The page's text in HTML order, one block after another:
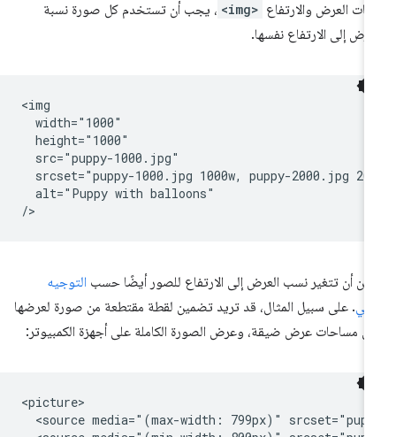
العرض والارتفاع <img> ، يجب أن تستخدم كل صورة نسبة
إلى الارتفاع نفسها.
<img
  width="1000"
  height="1000"
  src="puppy-1000.jpg"
srcset="puppy-1000.jpg 1000w, puppy-2000.jpg
  alt="Puppy with balloons"
أن تتغير نسب العرض إلى الارتفاع للصور أيضًا حسبالتوجيه
. على سبيل المثال، قد تريد تضمين لقطة مقتطعة من صورة لعرضها
مساحات عرض ضيقة، وعرض الصورة الكاملة على أجهزة الكمبيوتر:
<picture>
<source media="(max-width: 799px)"